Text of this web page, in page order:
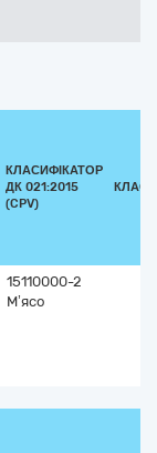
КЛАСИФІКАТОР
ДК 021:2015
(CPV)
15110000-2
М’ясо